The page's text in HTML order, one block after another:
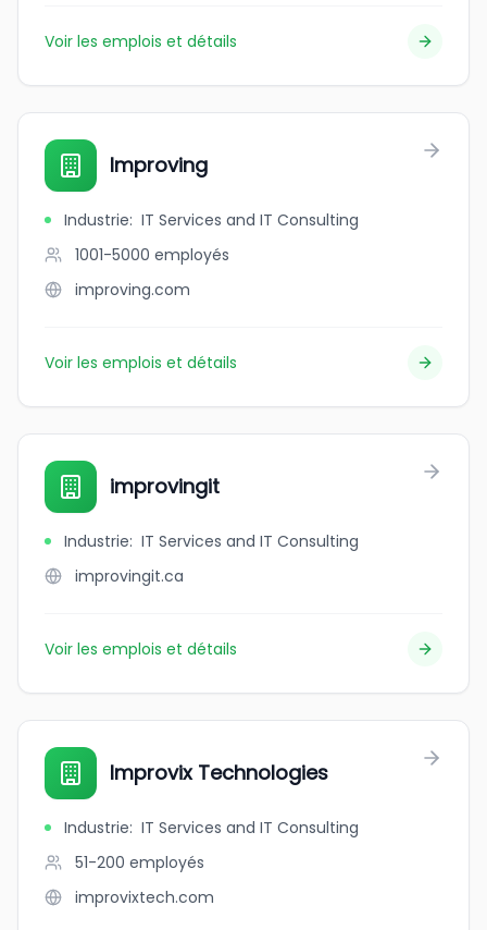
Voir les emplois et détails
Improving
Industrie: IT Services and IT Consulting
1001-5000 employés
improving.com
Voir les emplois et détails
improvingit
Industrie: IT Services and IT Consulting
improvingit.ca
Voir les emplois et détails
Improvix Technologies
Industrie: IT Services and IT Consulting
51-200 employés
improvixtech.com